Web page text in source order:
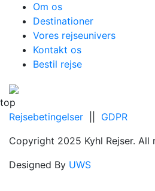
Om os
Destinationer
Vores rejseunivers
Kontakt os
Bestil rejse
top
Rejsebetingelser
GDPR
Copyright 2025 Kyhl Rejser. All
Designed By UWS